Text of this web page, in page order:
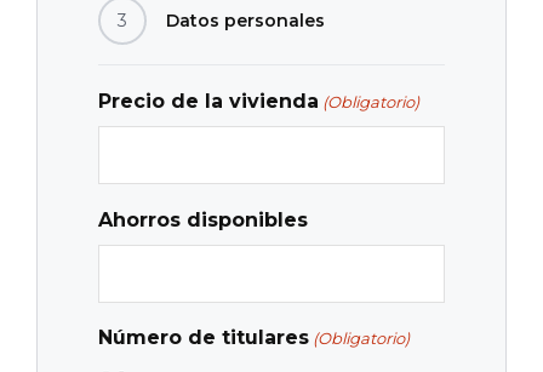
3 Datos personales
Precio de la vivienda (Obligatorio)
Ahorros disponibles
Número de titulares (Obligatorio)